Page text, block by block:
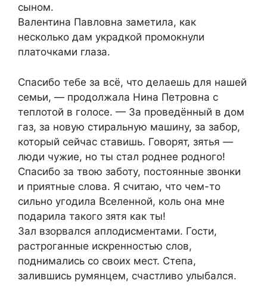
сыном.
Валентина Павловна заметила, как
несколько дам украдкой промокнули
платочками глаза.
Спасибо тебе за всё, что делаешь для нашей
семьи, — продолжала Нина Петровна с
теплотой в голосе. — За проведённый в дом
газ, за новую стиральную машину, за забор,
который сейчас ставишь. Говорят, зятья —
люди чужие, но ты стал роднее родного!
Спасибо за твою заботу, постоянные звонки
и приятные слова. Я считаю, что чем-то
сильно угодила Вселенной, коль она мне
подарила такого зятя как ты!
Зал взорвался аплодисментами. Гости,
растроганные искренностью слов,
поднимались со своих мест. Степа,
залившись румянцем, счастливо улыбался.